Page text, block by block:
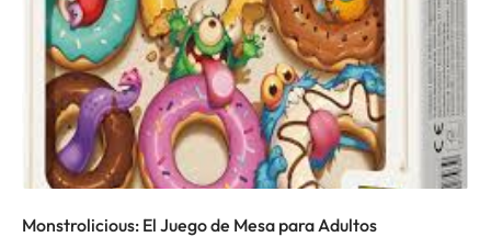
Monstrolicious: El Juego de Mesa para Adultos